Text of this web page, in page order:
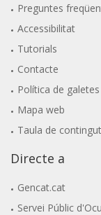
Preguntes
Accessibilitat
Tutorials
Contacte
Política de galetes
Mapa web
Taula de
Directe a
Gencat.cat
Servei Públic